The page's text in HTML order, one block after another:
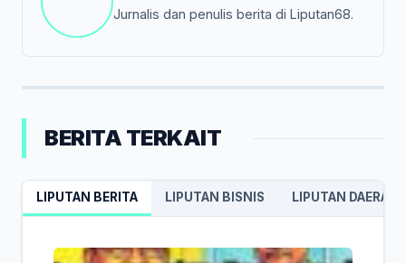
Jurnalis dan penulis berita di Liputan68.
BERITA TERKAIT
LIPUTAN BERITA LIPUTAN BISNIS LIPUTAN DAERAH